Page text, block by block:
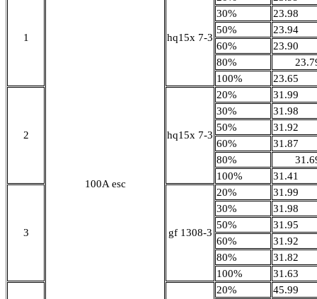
1
100A esc
hq15x 7-3
30%
23.98
50%
23.94
60%
23.90
80%
100%
23.65
2 hq15x 7-3
20%
31.99
30%
31.98
50%
31.92
60%
31.87
80%
100%
31.41
3 gf 1308-3
20%
31.99
30%
31.98
50%
31.95
60%
31.92
80%
31.82
100%
31.63
20%
45.99